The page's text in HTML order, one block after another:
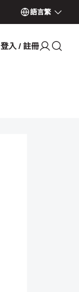
語言繁
登入 / 註冊